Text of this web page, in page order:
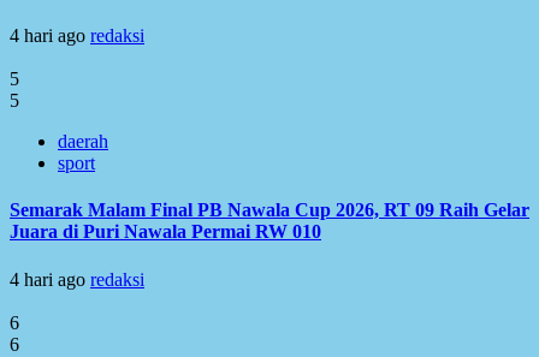
4 hari ago redaksi
5
5
daerah
sport
Semarak Malam Final PB Nawala Cup 2026, RT 09 Raih Gelar
Juara di Puri Nawala Permai RW 010
4 hari ago redaksi
6
6